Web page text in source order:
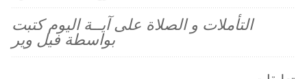
التأملات و الصلاة على آيــة اليوم كتبت
بواسطة فيل وير